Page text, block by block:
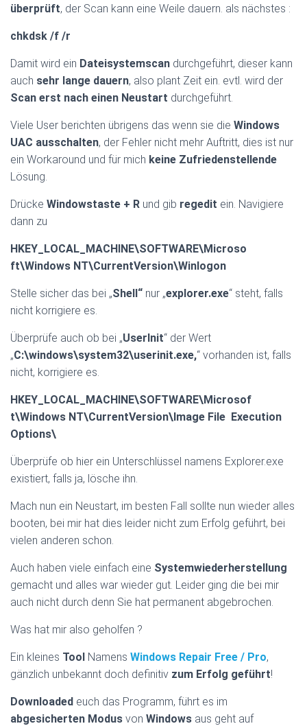
überprüft, der Scan kann eine Weile dauern. als nächstes :
chkdsk /f /r
Damit wird ein Dateisystemscan durchgeführt, dieser kann
auch sehr lange dauern, also plant Zeit ein. evtl. wird der
Scan erst nach einen Neustart durchgeführt.
Viele User berichten übrigens das wenn sie die Windows
UAC ausschalten, der Fehler nicht mehr Auftritt, dies ist nur
ein Workaround und für mich keine Zufriedenstellende
Lösung.
Drücke Windowstaste + R und gib regedit ein. Navigiere
dann zu
HKEY_LOCAL_MACHINE\SOFTWARE\Microso
ft\Windows NT\CurrentVersion\Winlogon
Stelle sicher das bei „Shell“ nur „explorer.exe“ steht, falls
nicht korrigiere es.
Überprüfe auch ob bei „UserInit“ der Wert
„C:\windows\system32\userinit.exe,“ vorhanden ist, falls
nicht, korrigiere es.
HKEY_LOCAL_MACHINE\SOFTWARE\Microsof
t\Windows NT\CurrentVersion\Image File Execution
Options\
Überprüfe ob hier ein Unterschlüssel namens Explorer.exe
existiert, falls ja, lösche ihn.
Mach nun ein Neustart, im besten Fall sollte nun wieder alles
booten, bei mir hat dies leider nicht zum Erfolg geführt, bei
vielen anderen schon.
Auch haben viele einfach eine Systemwiederherstellung
gemacht und alles war wieder gut. Leider ging die bei mir
auch nicht durch denn Sie hat permanent abgebrochen.
Was hat mir also geholfen ?
Ein kleines Tool Namens Windows Repair Free / Pro,
gänzlich unbekannt doch definitiv zum Erfolg geführt!
Downloaded euch das Programm, führt es im
abgesicherten Modus von Windows aus geht auf